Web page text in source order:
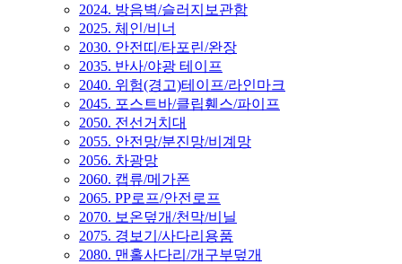
2024. 방음벽/슬러지보관함
2025. 체인/비너
2030. 안전띠/타포린/완장
2035. 반사/야광 테이프
2040. 위험(경고)테이프/라인마크
2045. 포스트바/클립휀스/파이프
2050. 전선거치대
2055. 안전망/분진망/비계망
2056. 차광망
2060. 캡류/메가폰
2065. PP로프/안전로프
2070. 보온덮개/천막/비닐
2075. 경보기/사다리용품
2080. 맨홀사다리/개구부덮개